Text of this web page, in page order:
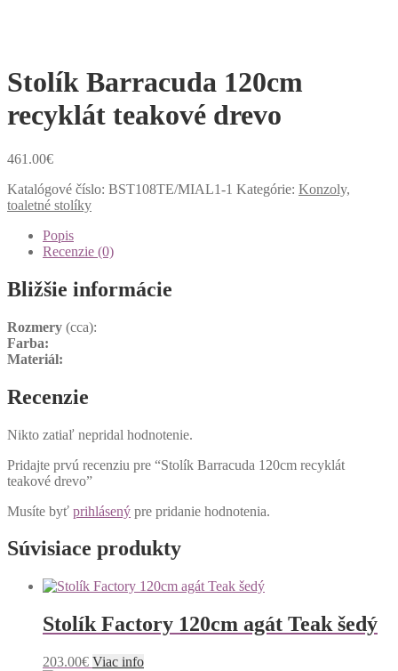
Stolík Barracuda 120cm
recyklát teakové drevo
461.00€
Katalógové číslo: BST108TE/MIAL1-1 Kategórie: Konzoly,
toaletné stolíky
Popis
Recenzie (0)
Bližšie informácie
Rozmery (cca):
Farba:
Materiál:
Recenzie
Nikto zatiaľ nepridal hodnotenie.
Pridajte prvú recenziu pre “Stolík Barracuda 120cm recyklát
teakové drevo”
Musíte byť prihlásený pre pridanie hodnotenia.
Súvisiace produkty
Stolík Factory 120cm agát Teak šedý
203.00€ Viac info